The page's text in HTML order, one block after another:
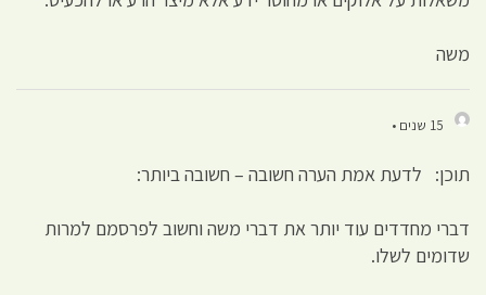
משה
15 שנים •
תוכן: לדעת אמת הערה חשובה – חשובה ביותר:
דברי מחדדים עוד יותר את דברי משה וחשוב לפרסמם למרות
שדומים לשלו.